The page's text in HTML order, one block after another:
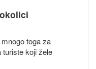
toga za
turiste koji žele